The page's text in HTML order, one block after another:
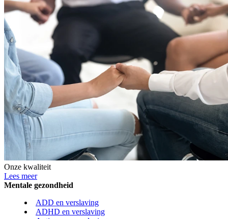
Onze kwaliteit
Lees meer
Mentale gezondheid
ADD en verslaving
ADHD en verslaving